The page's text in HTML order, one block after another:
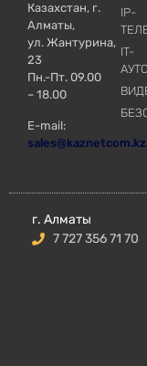
Казахстан, г.
Алматы,
ул. Жантурина,
23
Пн.-Пт. 09.00
– 18.00
E-mail:
sales@kaznetcom.kz
IP-
IT-
г. Алматы
7 727 356 71 70